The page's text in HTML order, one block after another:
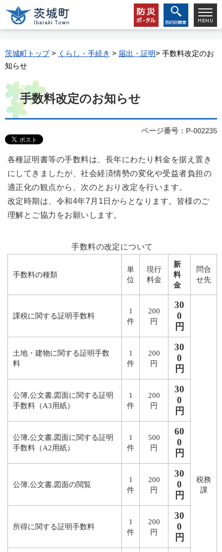
茨城町トップ> くらし・手続き > 届出・証明> 手数料改定のお
知らせ
手数料改定のお知らせ
ページ番号：P-002235
各種証明書等の手数料は、長年にわたり料金を据え置き
にしてきましたが、社会経済情勢の変化や受益者負担の
適正化の観点から、次のとおり改定を行います。
改定時期は、令和4年7月1日からとなります。皆様のご
理解とご協力をお願いします。
手数料の改定について
手数料の種類
単
位
現行
料金
新
料
金
問合
せ先
課税に関する証明手数料
1
件
200
円
30
0
円
税務
課
土地・建物に関する証明手数
料
1
件
200
円
30
0
円
公簿,公文書,図面に関する証明
手数料（A3用紙）
1
件
200
円
30
0
円
公簿,公文書,図面に関する証明
手数料（A2用紙）
1
件
500
円
60
0
円
公簿,公文書,図面の閲覧
1
件
200
円
30
0
円
所得に関する証明手数料
1
件
200
円
30
0
円